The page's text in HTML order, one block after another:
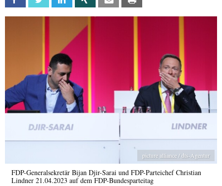
picture alliance / dts-Agentur
FDP-Generalsekretär Bijan Djir-Sarai und FDP-Parteichef Christian
Lindner 21.04.2023 auf dem FDP-Bundesparteitag